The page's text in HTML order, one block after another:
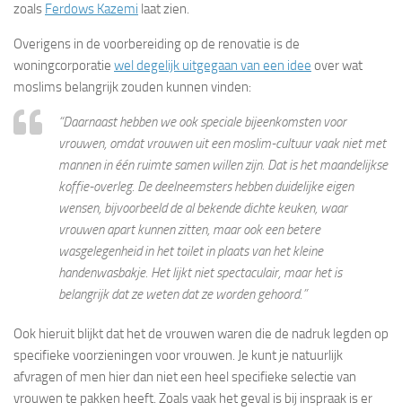
zoals Ferdows Kazemi laat zien.
Overigens in de voorbereiding op de renovatie is de
woningcorporatie wel degelijk uitgegaan van een idee over wat
moslims belangrijk zouden kunnen vinden:
“Daarnaast hebben we ook speciale bijeenkomsten voor
vrouwen, omdat vrouwen uit een moslim-cultuur vaak niet met
mannen in één ruimte samen willen zijn. Dat is het maandelijkse
koffie-overleg. De deelneemsters hebben duidelijke eigen
wensen, bijvoorbeeld de al bekende dichte keuken, waar
vrouwen apart kunnen zitten, maar ook een betere
wasgelegenheid in het toilet in plaats van het kleine
handenwasbakje. Het lijkt niet spectaculair, maar het is
belangrijk dat ze weten dat ze worden gehoord.”
Ook hieruit blijkt dat het de vrouwen waren die de nadruk legden op
specifieke voorzieningen voor vrouwen. Je kunt je natuurlijk
afvragen of men hier dan niet een heel specifieke selectie van
vrouwen te pakken heeft. Zoals vaak het geval is bij inspraak is er